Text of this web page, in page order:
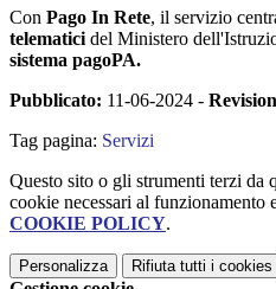
Con Pago In Rete, il servizio
telematici del Ministero
sistema pagoPA.
Pubblicato: 11-06-2024 -
Tag pagina: Servizi
Questo sito o gli strumenti terzi da
cookie necessari al
COOKIE POLICY.
Personalizza Rifiuta tutti i cookies